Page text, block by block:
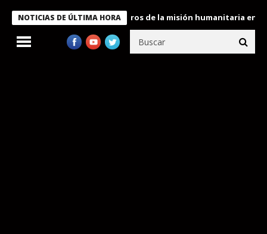
NOTICIAS DE ÚLTIMA HORA
Bukele condecora a miembros de la misión humanitaria enviada